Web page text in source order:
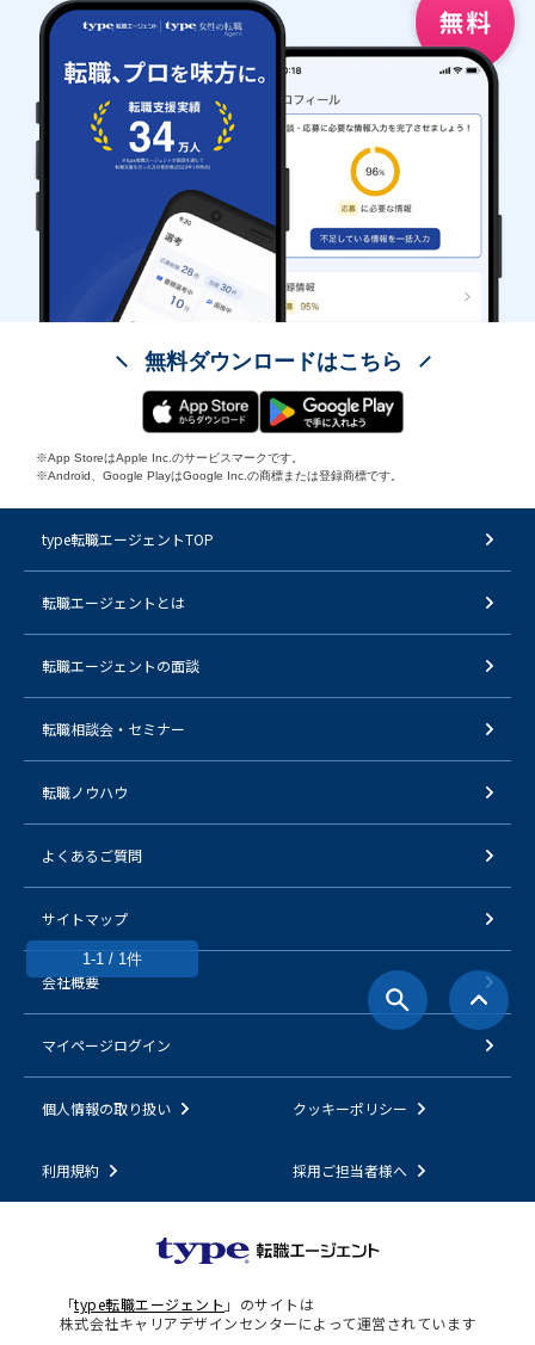
1-1 / 1件
無料ダウンロードはこちら
※App StoreはApple Inc.のサービスマークです。
※Android、Google PlayはGoogle Inc.の商標または登録商標です。
type転職エージェントTOP
転職エージェントとは
転職エージェントの面談
転職相談会・セミナー
転職ノウハウ
よくあるご質問
サイトマップ
会社概要
マイページログイン
個人情報の取り扱い クッキーポリシー
利用規約 採用ご担当者様へ
「type転職エージェント 」のサイトは
株式会社キャリアデザインセンターによって運営されています